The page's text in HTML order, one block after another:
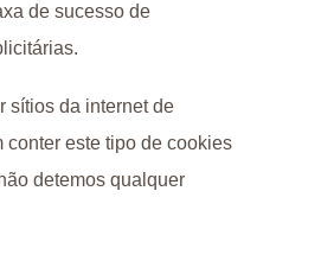
de sucesso de
sítios da internet de
conter este tipo de cookies
detemos qualquer